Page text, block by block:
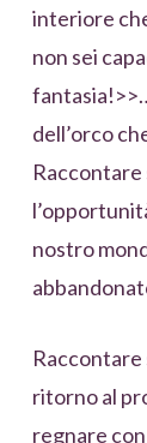
interiore
non sei
dell’orco
nostro
ritorno al
regnare